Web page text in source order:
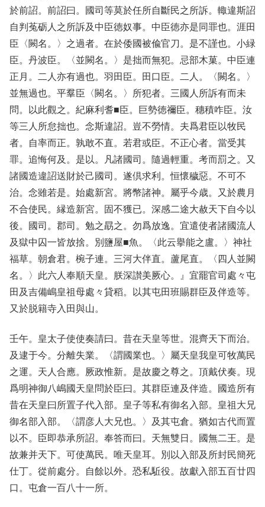
於前詔。前詔曰。國司等莫於任所自斷民之所訴。輙違斯詔
自判菟砺人之所訴及中臣徳奴事。中臣徳亦是同罪也。涯田
臣〈闕名。〉之過者。在於倭國被偸官刀。是不謹也。小緑
臣。丹波臣。〈並闕名。〉是拙而無犯。忌部木菓。中臣連
正月。二人亦有過也。羽田臣。田口臣。二人。〈闕名。〉
並無過也。平羣臣〈闕名。〉所犯者。三國人所訴有而未
問。以此觀之。紀麻利耆■臣。巨勢徳禰臣。穗積咋臣。汝
等三人所怠拙也。念斯違詔。豈不勞情。夫爲君臣以牧民
者。自率而正。孰敢不直。若君或臣。不正心者。當受其
罪。追悔何及。是以。凡諸國司。隨過輕重。考而罰之。又
諸國造違詔送財於己國司。遂倶求利。恒懷穢惡。不可不
治。念雖若是。始處新宮。將幣諸神。屬乎今歳。又於農月
不合使民。縁造新宮。固不獲已。深感二途大赦天下自今以
後。國司。郡司。勉之勗之。勿爲放逸。宜遣使者諸國流人
及獄中囚一皆放捨。別鹽屋■魚。〈此云擧能之盧。〉神社
福草。朝倉君。椀子連。三河大伴直。蘆尾直。〈四人並闕
名。〉此六人奉順天皇。朕深讃美厥心。』宜罷官司處々屯
田及吉備嶋皇祖母處々貸稻。以其屯田班賜群臣及伴造等。
又於脱籍寺入田與山。
壬午。皇太子使使奏請曰。昔在天皇等世。混齊天下而治。
及逮于今。分離失業。〈謂國業也。〉屬天皇我皇可牧萬民
之運。天人合應。厥政惟新。是故慶之尊之。頂戴伏奏。現
爲明神御八嶋國天皇問於臣曰。其群臣連及伴造。國造所有
昔在天皇曰所置子代入部。皇子等私有御名入部。皇祖大兄
御名部入部。〈謂彦人大兄也。〉及其屯倉。猶如古代而置
以不。臣即恭承所詔。奉答而曰。天無雙日。國無二王。是
故兼并天下。可使萬民。唯天皇耳。別以入部及所封民簡死
仕丁。從前處分。自餘以外。恐私駈役。故獻入部五百廿四
口。屯倉一百八十一所。